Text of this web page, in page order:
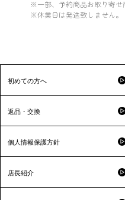
※一部、予約商品お取り寄せ
※休業日は発送致しません。
初めての方へ
返品・交換
個人情報保護方針
店長紹介